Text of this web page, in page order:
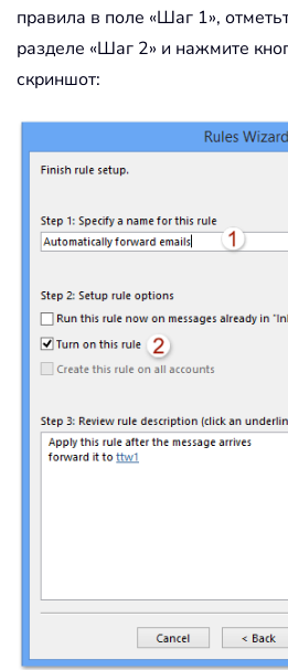
правила в поле «Шаг 1»,
разделе «Шаг 2» и нажмите
скриншот: